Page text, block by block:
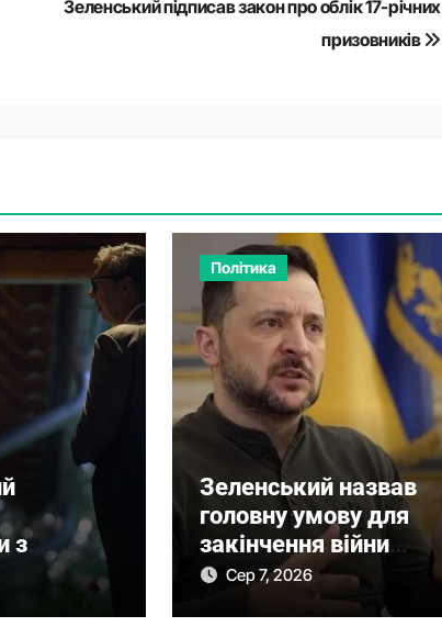
Зеленський підписав закон про облік 17-річних
призовників
з
нову
Політика
Зеленський назвав
головну умову для
закінчення війни
після рішення
Сер 7, 2026